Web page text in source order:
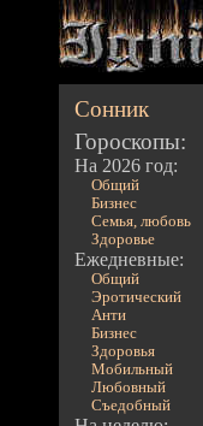
Сонник
Гороскопы:
На 2026 год:
Общий
Бизнес
Семья, любовь
Здоровье
Ежедневные:
Общий
Эротический
Анти
Бизнес
Здоровья
Мобильный
Любовный
Съедобный